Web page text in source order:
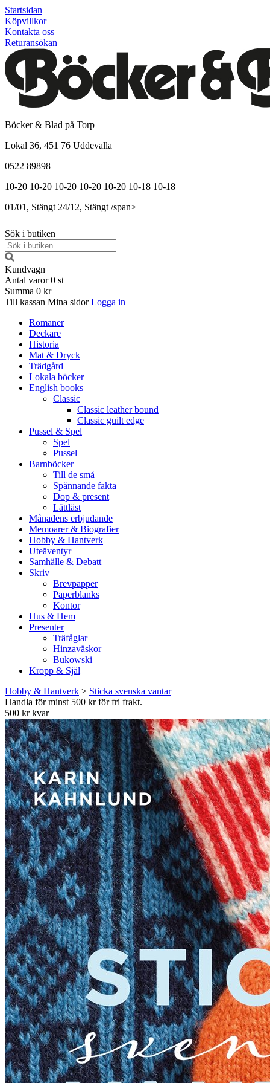
Startsidan
Köpvillkor
Kontakta oss
Returansökan
Böcker & Blad på Torp
Lokal 36, 451 76 Uddevalla
0522 89898
10-20 10-20 10-20 10-20 10-20 10-18 10-18
01/01, Stängt 24/12, Stängt /span>
Sök i butiken
Kundvagn
Antal varor 0 st
Summa 0 kr
Till kassan Mina sidor Logga in
Romaner
Deckare
Historia
Mat & Dryck
Trädgård
Lokala böcker
English books
Classic
Classic leather bound
Classic guilt edge
Pussel & Spel
Spel
Pussel
Barnböcker
Till de små
Spännande fakta
Dop & present
Lättläst
Månadens erbjudande
Memoarer & Biografier
Hobby & Hantverk
Uteäventyr
Samhälle & Debatt
Skriv
Brevpapper
Paperblanks
Kontor
Hus & Hem
Presenter
Träfåglar
Hinzaväskor
Bukowski
Kropp & Själ
Hobby & Hantverk > Sticka svenska vantar
Handla för minst 500 kr för fri frakt.
500 kr kvar